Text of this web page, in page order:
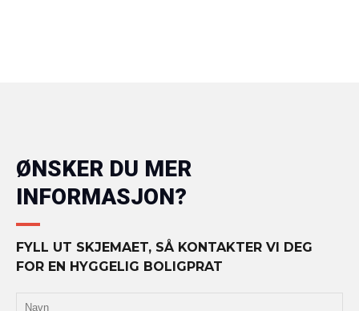
ØNSKER DU MER
INFORMASJON?
FYLL UT SKJEMAET, SÅ KONTAKTER VI DEG
FOR EN HYGGELIG BOLIGPRAT